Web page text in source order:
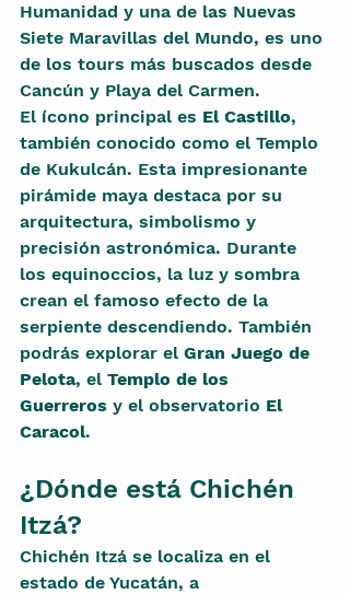
Humanidad y una de las Nuevas
Siete Maravillas del Mundo, es uno
de los tours más buscados desde
Cancún y Playa del Carmen.
El ícono principal es El Castillo,
también conocido como el Templo
de Kukulcán. Esta impresionante
pirámide maya destaca por su
arquitectura, simbolismo y
precisión astronómica. Durante
los equinoccios, la luz y sombra
crean el famoso efecto de la
serpiente descendiendo. También
podrás explorar el Gran Juego de
Pelota, el Templo de los
Guerreros y el observatorio El
Caracol.
¿Dónde está Chichén
Itzá?
Chichén Itzá se localiza en el
estado de Yucatán, a